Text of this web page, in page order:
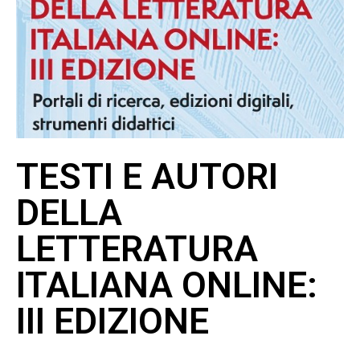
TESTI E AUTORI
DELLA
LETTERATURA
ITALIANA ONLINE:
III EDIZIONE